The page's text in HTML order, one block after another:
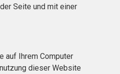
Seite und mit einer
auf Ihrem Computer
dieser Website